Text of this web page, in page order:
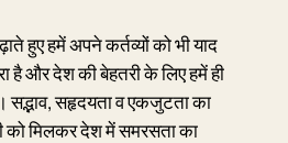
हुए हमें अपने कर्तव्यों को भी याद
है और देश की बेहतरी के लिए हमें ही
सद्भाव, सहृदयता व एकजुटता का
को मिलकर देश में समरसता का